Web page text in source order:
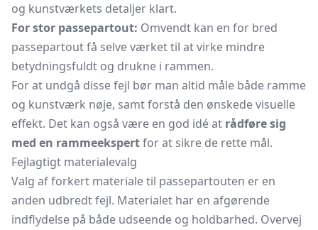
og kunstværkets detaljer klart.
For stor passepartout: Omvendt kan en for bred
passepartout få selve værket til at virke mindre
betydningsfuldt og drukne i rammen.
For at undgå disse fejl bør man altid måle både ramme
og kunstværk nøje, samt forstå den ønskede visuelle
effekt. Det kan også være en god idé at rådføre sig
med en rammeekspertfor at sikre de rette mål.
Fejlagtigt materialevalg
Valg af forkert materiale til passepartouten er en
anden udbredt fejl. Materialet har en afgørende
indflydelse på både udseende og holdbarhed. Overvej